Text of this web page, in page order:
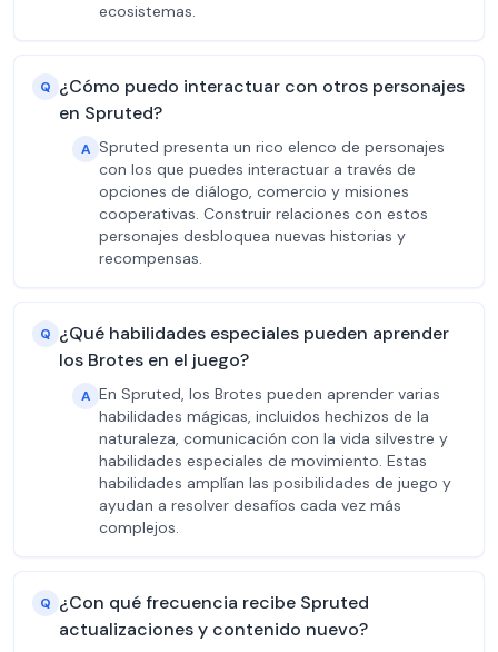
ecosistemas.
Q ¿Cómo puedo interactuar con otros personajes
en Spruted?
A Spruted presenta un rico elenco de personajes
con los que puedes interactuar a través de
opciones de diálogo, comercio y misiones
cooperativas. Construir relaciones con estos
personajes desbloquea nuevas historias y
recompensas.
Q ¿Qué habilidades especiales pueden aprender
los Brotes en el juego?
A En Spruted, los Brotes pueden aprender varias
habilidades mágicas, incluidos hechizos de la
naturaleza, comunicación con la vida silvestre y
habilidades especiales de movimiento. Estas
habilidades amplían las posibilidades de juego y
ayudan a resolver desafíos cada vez más
complejos.
Q ¿Con qué frecuencia recibe Spruted
actualizaciones y contenido nuevo?